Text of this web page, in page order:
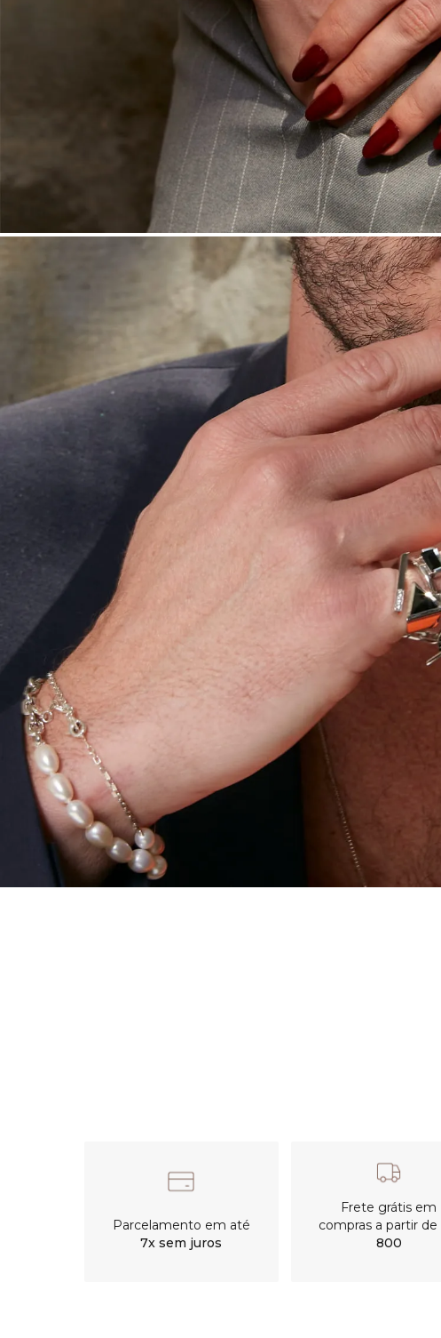
Parcelamento em até
7x sem juros
Frete grátis em
compras a partir de
800